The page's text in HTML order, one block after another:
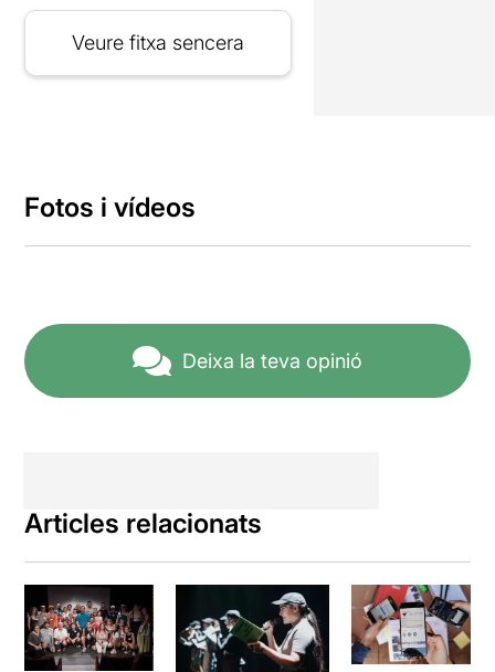
Veure fitxa sencera
Fotos i vídeos
Deixa la teva opinió
Articles relacionats